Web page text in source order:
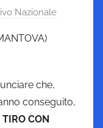
Nazionale
che,
conseguito,
CON